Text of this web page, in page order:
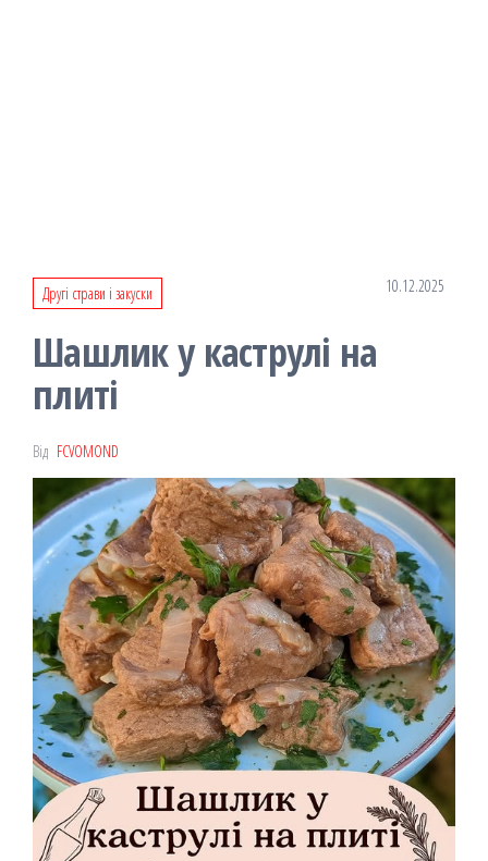
Другі страви і закуски 10.12.2025
Шашлик у каструлі на
плиті
Від FCVOMOND